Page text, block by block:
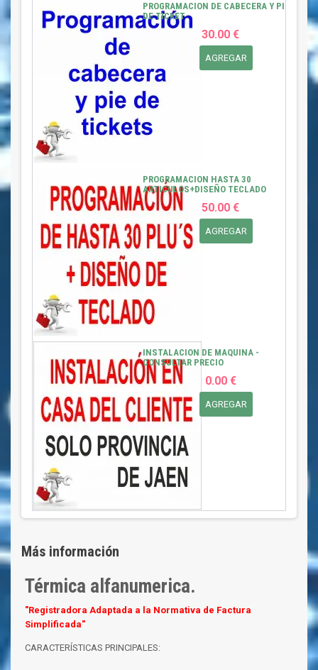
PROGRAMACION DE CABECERA Y PIE
DE TICKET
30.00 €
AGREGAR
PROGRAMACION HASTA 30
ARTICULOS+DISEÑO TECLADO
50.00 €
AGREGAR
INSTALACION DE MAQUINA -
CONSULTAR PRECIO
0.00 €
AGREGAR
Más información
Térmica alfanumerica.
"Registradora Adaptada a la Normativa de Factura
Simplificada"
CARACTERÍSTICAS PRINCIPALES: